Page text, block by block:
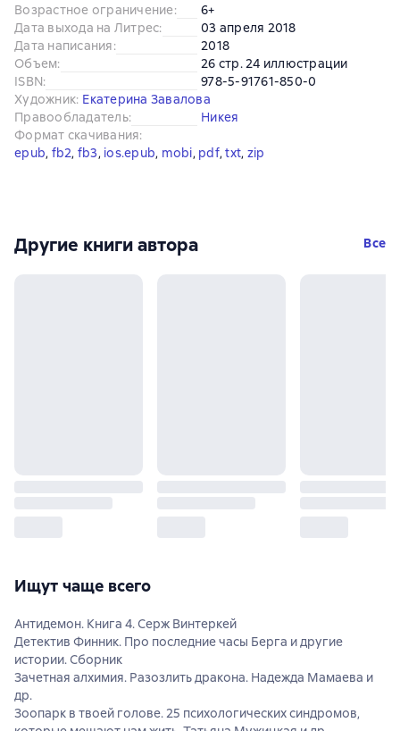
Возрастное ограничение:
6+
Дата выхода на Литрес:
03 апреля 2018
Дата написания:
2018
Объем:
26 стр. 24 иллюстрации
ISBN:
978-5-91761-850-0
Художник: Екатерина Завалова
Правообладатель:
Никея
Формат скачивания:
epub, fb2, fb3, ios.epub, mobi, pdf, txt, zip
Другие книги автора Все
Ищут чаще всего
Антидемон. Книга 4. Серж Винтеркей
Детектив Финник. Про последние часы Берга и другие
истории. Сборник
Зачетная алхимия. Разозлить дракона. Надежда Мамаева и
др.
Зоопарк в твоей голове. 25 психологических синдромов,